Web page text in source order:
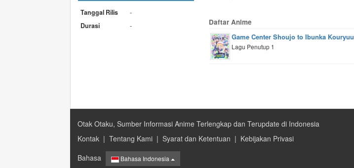
Tanggal Rilis
-
Durasi
-
Daftar Anime
Game Center Shoujo to Ibunka Kouryuu
Lagu Penutup 1
Otak Otaku, Sumber Informasi Anime Terlengkap dan Terupdate di Indonesia
Kontak | Tentang Kami | Syarat dan Ketentuan | Kebijakan Privasi
Bahasa
Bahasa Indonesia